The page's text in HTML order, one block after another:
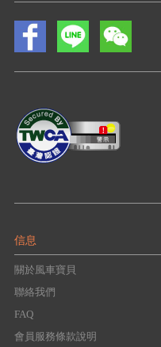
信息
關於風車寶貝
聯絡我們
FAQ
會員服務條款說明